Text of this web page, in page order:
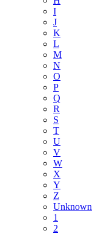
I
J
K
L
M
N
O
P
Q
R
S
T
U
V
W
X
Y
Z
Unknown
1
2